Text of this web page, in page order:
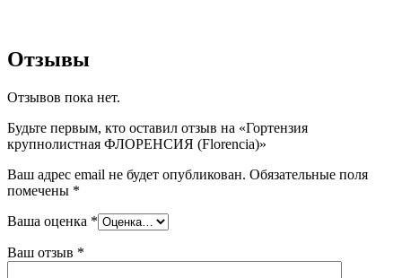
Отзывы
Отзывов пока нет.
Будьте первым, кто оставил отзыв на «Гортензия
крупнолистная ФЛОРЕНСИЯ (Florencia)»
Ваш адрес email не будет опубликован. Обязательные поля
помечены *
Ваша оценка *
Ваш отзыв *